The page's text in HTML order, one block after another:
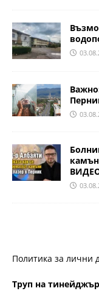
Политика за лични
Труп на